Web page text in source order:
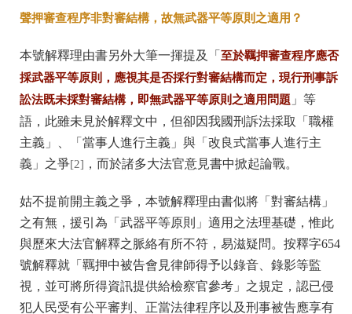
聲押審查程序非對審結構，故無武器平等原則之適用？
本號解釋理由書另外大筆一揮提及「 至於羈押審查程序應否
採武器平等原則，應視其是否採行對審結構而定，現行刑事訴
訟法既未採對審結構，即無武器平等原則之適用問題 」等
語，此雖未見於解釋文中，但卻因我國刑訴法採取「職權
主義」、「當事人進行主義」與「改良式當事人進行主
義」之爭[2] ，而於諸多大法官意見書中掀起論戰。
姑不提前開主義之爭，本號解釋理由書似將「對審結構」
之有無，援引為「武器平等原則」適用之法理基礎，惟此
與歷來大法官解釋之脈絡有所不符，易滋疑問。按釋字654
號解釋就「羈押中被告會見律師得予以錄音、錄影等監
視，並可將所得資訊提供給檢察官參考」之規定，認已侵
犯人民受有公平審判、正當法律程序以及刑事被告應享有